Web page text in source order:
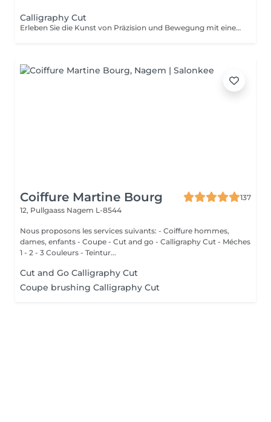
Calligraphy Cut
Erleben Sie die Kunst von Präzision und Bewegung mit einem Calligraphy Cut. Durch eine einzigartige Technik mit einer speziell angewinkelten Klinge wird jede Strähne so geschnitten, dass weiche, fließende Stufen entstehen und natürliches Volumen, Struktur und eine mühelose Form erhalten. Ideal, um Fülle zu verstärken, das Gesicht sanft zu umrahmen und dem Haar ein leichtes, luftiges Gefühl zu verleihen. Das Ergebnis ist ein moderner, dynamischer und perfekt ausgearbeiteter Look.
Coiffure Martine Bourg
137
12, Pullgaass Nagem L-8544
Nous proposons les services suivants: - Coiffure hommes,
dames, enfants - Coupe - Cut and go - Calligraphy Cut - Méches
1 - 2 - 3 Couleurs - Teintur...
Cut and Go Calligraphy Cut
Coupe brushing Calligraphy Cut